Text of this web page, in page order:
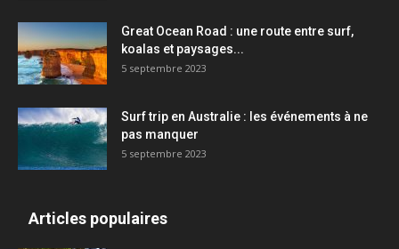
Great Ocean Road : une route entre surf,
koalas et paysages...
5 septembre 2023
Surf trip en Australie : les événements à ne
pas manquer
5 septembre 2023
Articles populaires